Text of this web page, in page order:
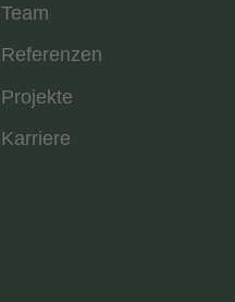
Team
Referenzen
Projekte
Karriere